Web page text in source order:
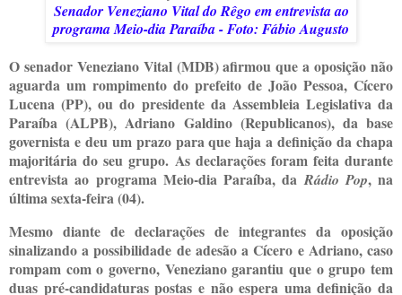
Senador Veneziano Vital do Rêgo em entrevista ao
programa Meio-dia Paraíba - Foto: Fábio Augusto
O senador Veneziano Vital (MDB) afirmou que a oposição não
aguarda um rompimento do prefeito de João Pessoa, Cícero
Lucena (PP), ou do presidente da Assembleia Legislativa da
Paraíba (ALPB), Adriano Galdino (Republicanos), da base
governista e deu um prazo para que haja a definição da chapa
majoritária do seu grupo. As declarações foram feita durante
entrevista ao programa Meio-dia Paraíba, daRádio Pop, na
última sexta-feira (04).
Mesmo diante de declarações de integrantes da oposição
sinalizando a possibilidade de adesão a Cícero e Adriano, caso
rompam com o governo, Veneziano garantiu que o grupo tem
duas pré-candidaturas postas e não espera uma definição da